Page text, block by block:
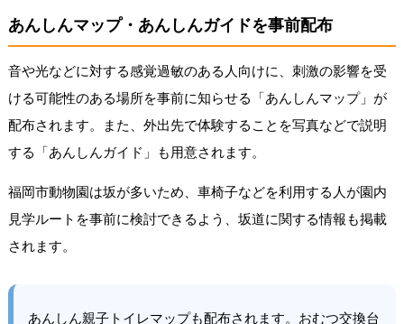
あんしんマップ・あんしんガイドを事前配布
音や光などに対する感覚過敏のある人向けに、刺激の影響を受
ける可能性のある場所を事前に知らせる「あんしんマップ」が
配布されます。また、外出先で体験することを写真などで説明
する「あんしんガイド」も用意されます。
福岡市動物園は坂が多いため、車椅子などを利用する人が園内
見学ルートを事前に検討できるよう、坂道に関する情報も掲載
されます。
あんしん親子トイレマップも配布されます。おむつ交換台